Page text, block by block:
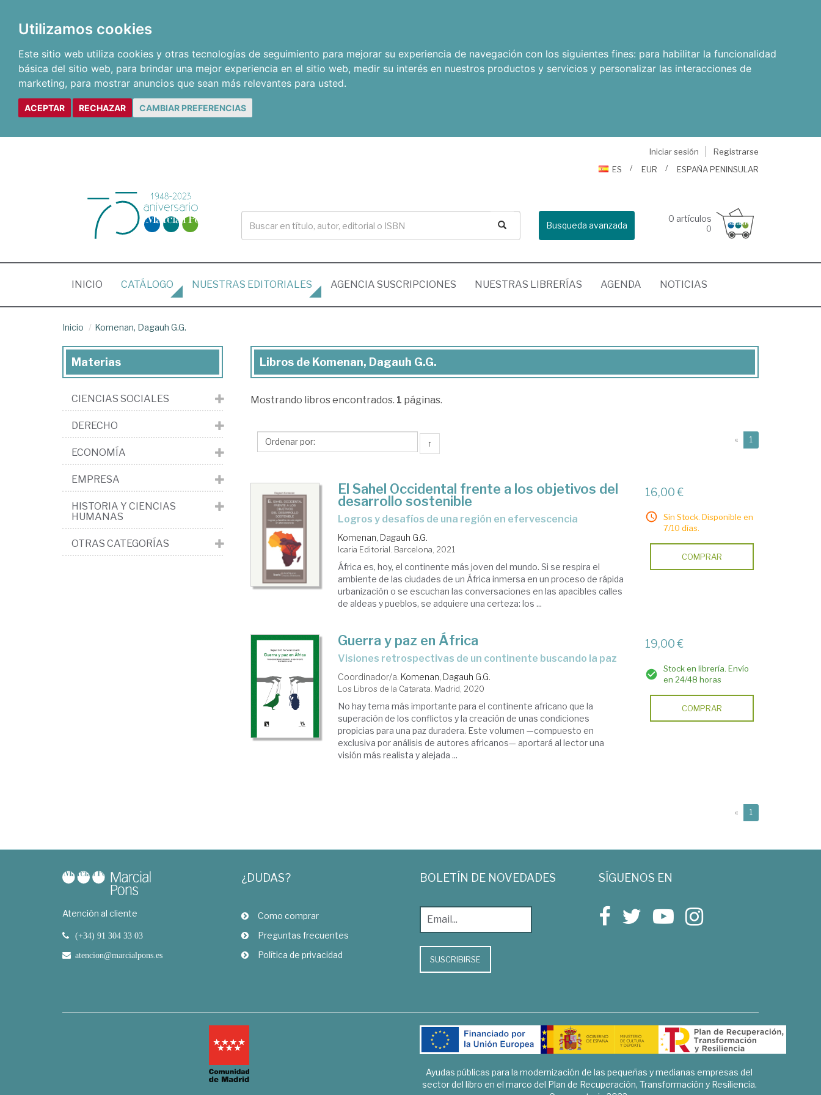
Utilizamos cookies
Este sitio web utiliza cookies y otras tecnologías de seguimiento para mejorar su experiencia de navegación con los siguientes fines: para habilitar la funcionalidad
básica del sitio web, para brindar una mejor experiencia en el sitio web, medir su interés en nuestros productos y servicios y personalizar las interacciones de
marketing, para mostrar anuncios que sean más relevantes para usted.
ACEPTAR RECHAZAR CAMBIAR PREFERENCIAS
Iniciar sesión
Registrarse
ES
EUR ESPAÑA PENINSULAR
Busqueda avanzada
0 artículos
0
INICIO (CURRENT)
CATÁLOGO NUESTRAS EDITORIALES AGENCIA SUSCRIPCIONES NUESTRAS LIBRERÍAS AGENDA NOTICIAS
Inicio Komenan, Dagauh G.G.
Libros
Komenan,
G.G.
Libros de Komenan, Dagauh G.G.
Mostrando libros encontrados. 1 páginas.
↑ « 1
El Sahel Occidental frente a los objetivos del
desarrollo sostenible
logros y desafíos de una región en efervescencia
Komenan, Dagauh G.G.
Icaria Editorial. Barcelona, 2021
África es, hoy, el continente más joven del mundo. Si se respira el
ambiente de las ciudades de un África inmersa en un proceso de rápida
urbanización o se escuchan las conversaciones en las apacibles calles
de aldeas y pueblos, se adquiere una certeza: los ...
16,00 €
Sin Stock. Disponible en
7/10 días.
COMPRAR
Guerra y paz en África
visiones retrospectivas de un continente buscando la paz
Coordinador/a. Komenan, Dagauh G.G.
Los Libros de la Catarata. Madrid, 2020
No hay tema más importante para el continente africano que la
superación de los conflictos y la creación de unas condiciones
propicias para una paz duradera. Este volumen —compuesto en
exclusiva por análisis de autores africanos— aportará al lector una
visión más realista y alejada ...
19,00 €
Stock en librería. Envío
en 24/48 horas
COMPRAR
« 1
Materias
CIENCIAS SOCIALES
DERECHO
ECONOMÍA
EMPRESA
HISTORIA Y CIENCIAS
HUMANAS
OTRAS CATEGORÍAS
Atención al cliente
(+34) 91 304 33 03
atencion@marcialpons.es
¿DUDAS?
Como comprar
Preguntas frecuentes
Política de privacidad
BOLETÍN DE NOVEDADES
SUSCRIBIRSE
SÍGUENOS EN
Ayudas públicas para la modernización de las pequeñas y medianas empresas del
sector del libro en el marco del Plan de Recuperación, Transformación y Resiliencia.